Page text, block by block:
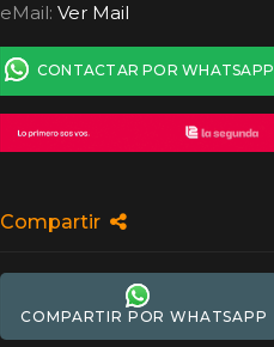
eMail:Ver Mail
CONTACTAR POR WHATSAPP
Compartir
COMPARTIR POR WHATSAPP